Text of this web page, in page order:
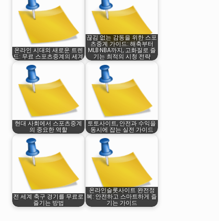
온라인 시대의 새로운 트렌
드: 무료 스포츠중계의 세계
끊김 없는 감동을 위한 스포
츠중계 가이드: 해축부터
MLB·NBA까지, 고화질로 즐
기는 최적의 시청 전략
현대 사회에서 스포츠중계
의 중요한 역할
토토사이트, 안전과 수익을
동시에 잡는 실전 가이드
전 세계 축구 경기를 무료로
즐기는 방법
온라인슬롯사이트 완전정
복: 안전하고 스마트하게 즐
기는 가이드